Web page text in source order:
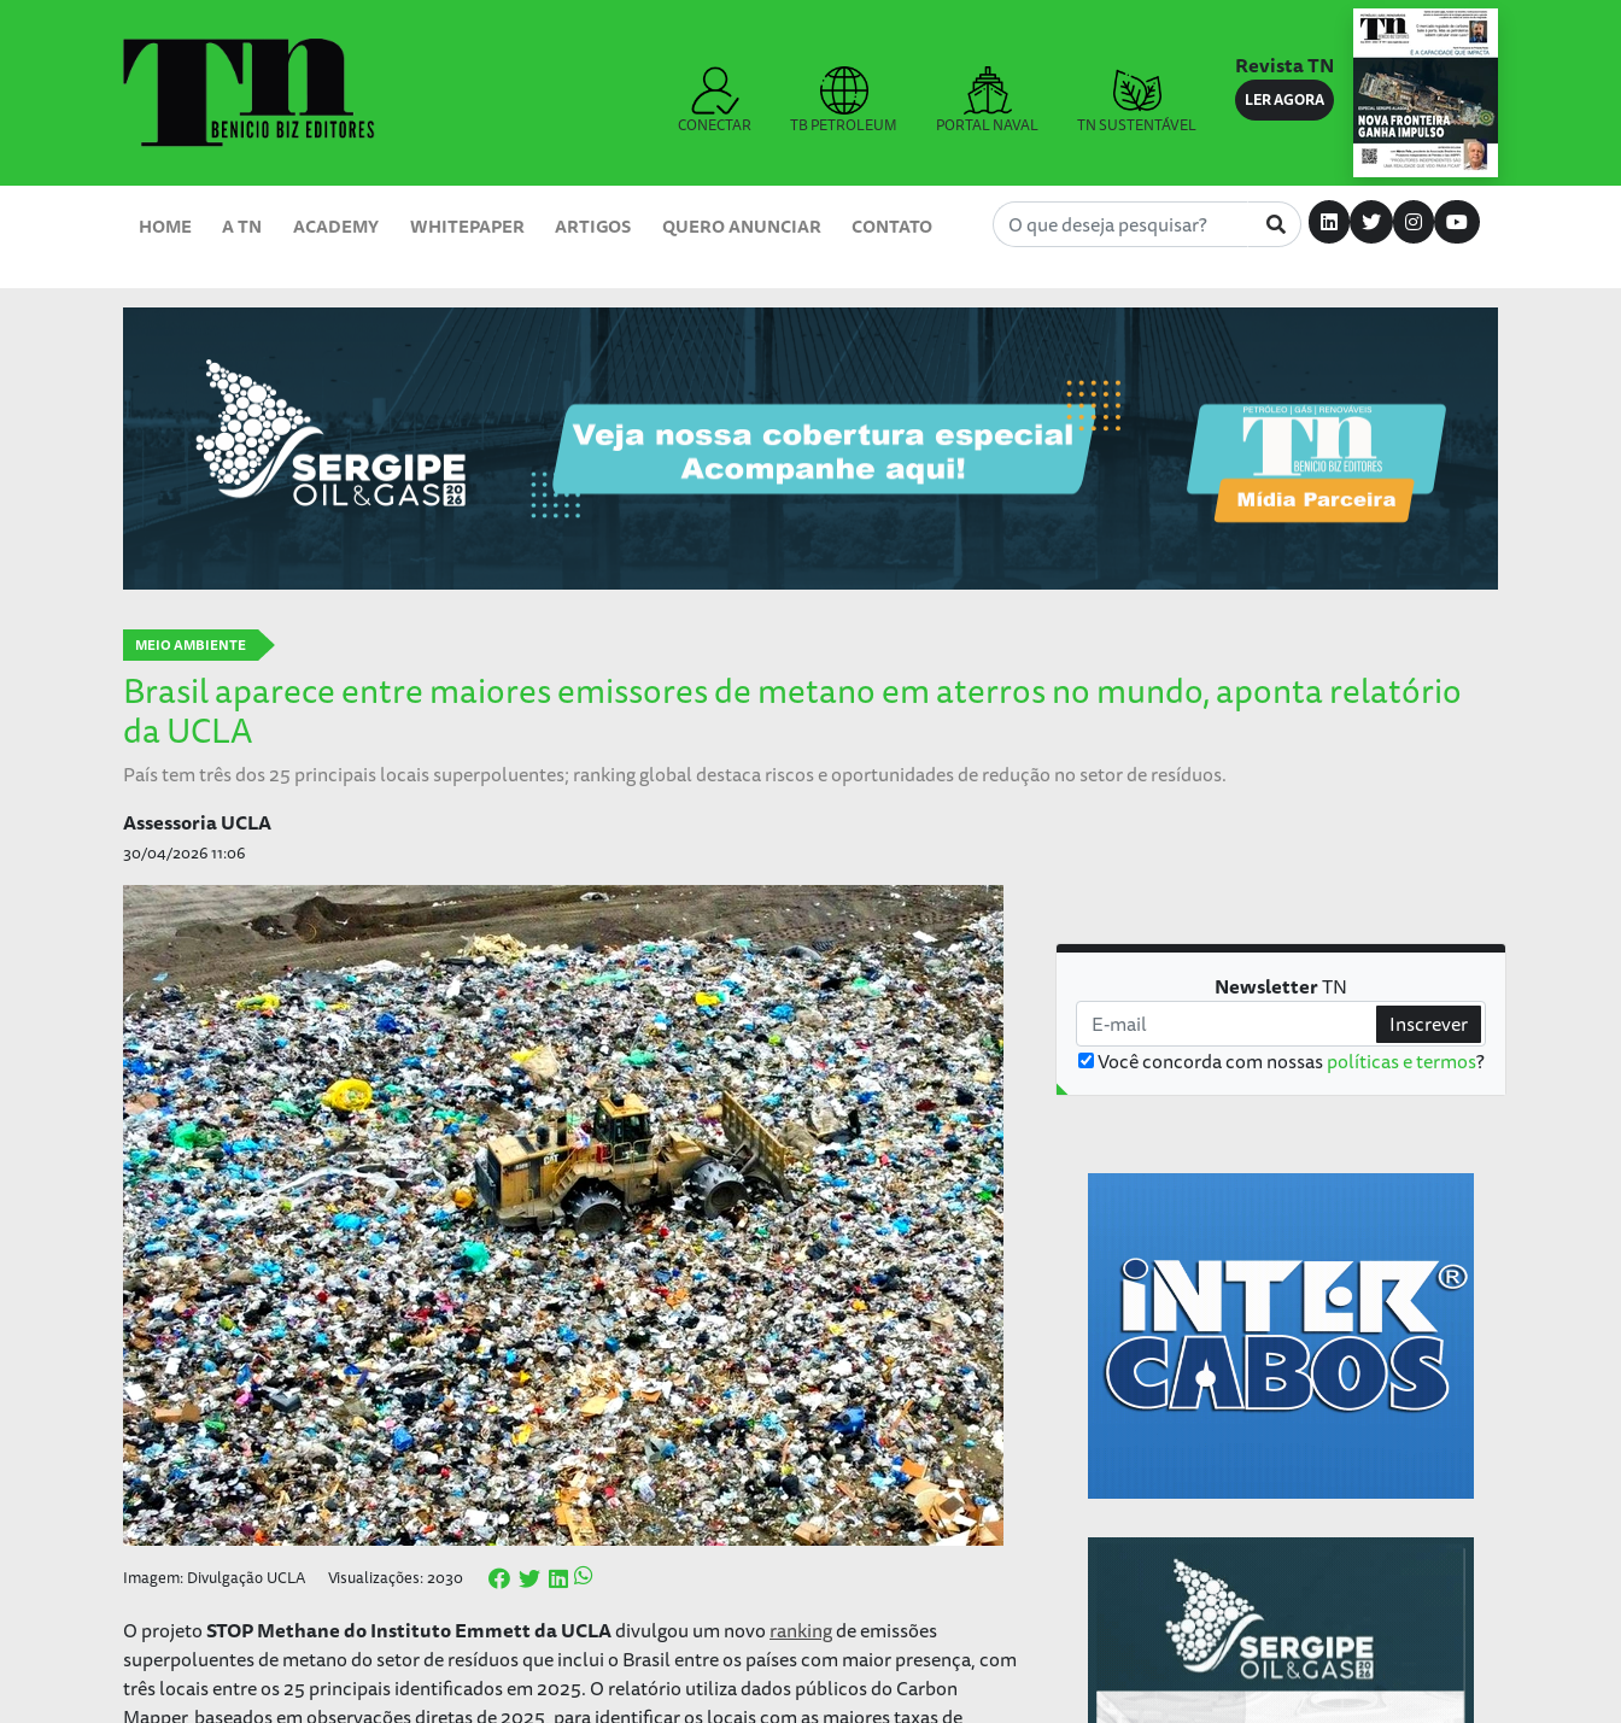
CONECTAR TB PETROLEUM PORTAL NAVAL TN SUSTENTÁVEL
Revista TN
LER AGORA
HOME A TN ACADEMY WHITEPAPER ARTIGOS QUERO ANUNCIAR CONTATO
MEIO AMBIENTE
Brasil aparece entre maiores emissores de metano em aterros no mundo, aponta relatório
da UCLA
País tem três dos 25 principais locais superpoluentes; ranking global destaca riscos e oportunidades de redução no setor de resíduos.
Assessoria UCLA
30/04/2026 11:06
Imagem: Divulgação UCLA Visualizações: 2030
O projetoSTOP Methane do Instituto Emmett da UCLAdivulgou um novorankingde emissões
superpoluentes de metano do setor de resíduos que inclui o Brasil entre os países com maior presença, com
três locais entre os 25 principais identificados em 2025. O relatório utiliza dados públicos do Carbon
NewsletterTN
Você concorda com nossaspolíticas e termos?
Inscrever